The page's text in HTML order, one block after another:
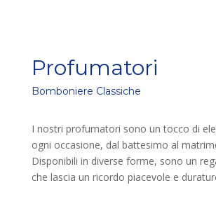
Profumatori
Bomboniere Classiche
I nostri profumatori sono un tocco di
ogni occasione, dal battesimo al
Disponibili in diverse forme, sono un
che lascia un ricordo piacevole e